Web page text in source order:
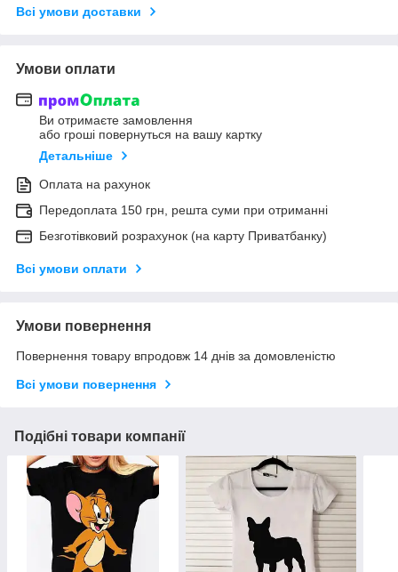
Всі умови доставки
Умови оплати
Ви отримаєте замовлення
або гроші повернуться на вашу картку
Детальніше
Оплата на рахунок
Передоплата 150 грн, решта суми при отриманні
Безготівковий розрахунок (на карту Приватбанку)
Всі умови оплати
Умови повернення
Повернення товару впродовж 14 днів за домовленістю
Всі умови повернення
Подібні товари компанії